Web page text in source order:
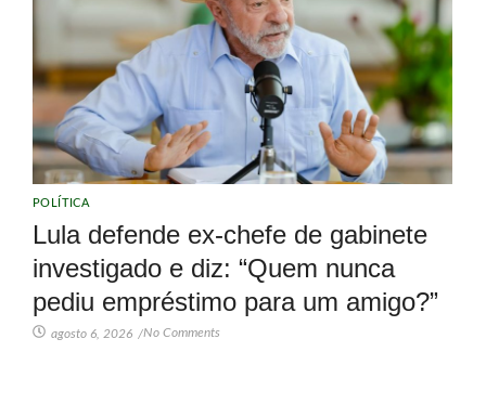
POLÍTICA
Lula defende ex-chefe de gabinete
investigado e diz: “Quem nunca
pediu empréstimo para um amigo?”
agosto 6, 2026 /No Comments